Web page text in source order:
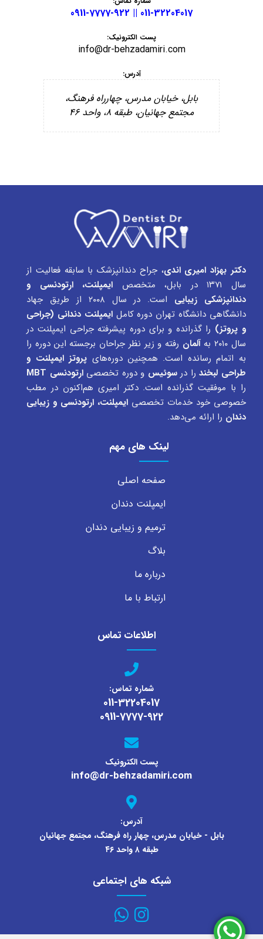
011-32204017 || 0911-7777-922
پست الکترونیک:
info@dr-behzadamiri.com
آدرس:
بابل، خیابان مدرس، چهارراه فرهنگ،
مجتمع جهانیان، طبقه ۸، واحد ۴۶
دکتر بهزاد امیری اندی، جراح دندانپزشک با سابقه فعالیت از
سال ۱۳۷۱ در بابل، متخصص
ایمپلنت، ارتودنسی و
دندانپزشکی زیبایی
است. در سال ۲۰۰۸ از طریق جهاد
دانشگاهی دانشگاه تهران دوره کاملایمپلنت دندانی (جراحی
و پروتز) را گذرانده و برای دوره پیشرفته جراحی ایمپلنت در
سال ۲۰۱۰ به
آلمان رفته و زیر نظر جراحان برجسته این دوره را
به اتمام رسانده است. همچنین دوره‌های پروتز ایمپلنت و
طراحی لبخندرا درسوئیس و دوره تخصصیارتودنسی MBT
را با موفقیت گذرانده است. دکتر امیری هم‌اکنون در مطب
خصوصی خود خدمات تخصصی ایمپلنت، ارتودنسی و زیبایی
دندان را ارائه می‌دهد.
لینک های مهم
صفحه اصلی
ایمپلنت دندان
ترمیم و زیبایی دندان
بلاگ
درباره ما
ارتباط با ما
اطلاعات تماس
شماره تماس:
011-32204017
0911-7777-922
پست الکترونیک
info@dr-behzadamiri.com
آدرس:
بابل - خیابان مدرس، چهار راه فرهنگ‌، مجتمع جهانیان
طبقه ۸ واحد ۴۶
شبکه های اجتماعی